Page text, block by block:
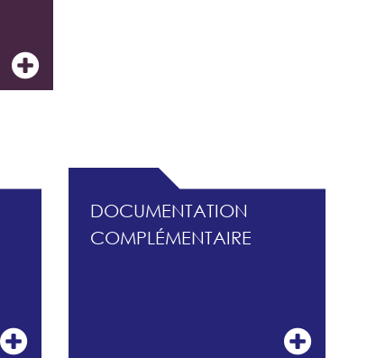
DOCUMENTATION
COMPLÉMENTAIRE